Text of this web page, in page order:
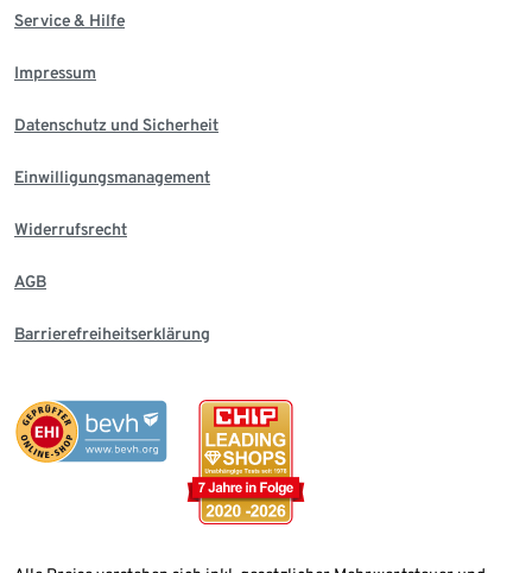
Service & Hilfe
Impressum
Datenschutz und Sicherheit
Einwilligungsmanagement
Widerrufsrecht
AGB
Barrierefreiheitserklärung